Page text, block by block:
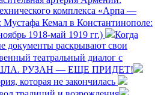
комплекса «Арпа —
Мустафа Кемал в Константинополе:
1918-май 1919 гг.)
Когда
документы раскрывают свои
театральный диалог с
РУЗАН — ЕЩЕ ПРИДЕТ!
которая не закончилась